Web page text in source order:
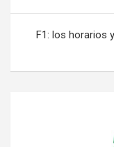
entradas
F1: los horarios